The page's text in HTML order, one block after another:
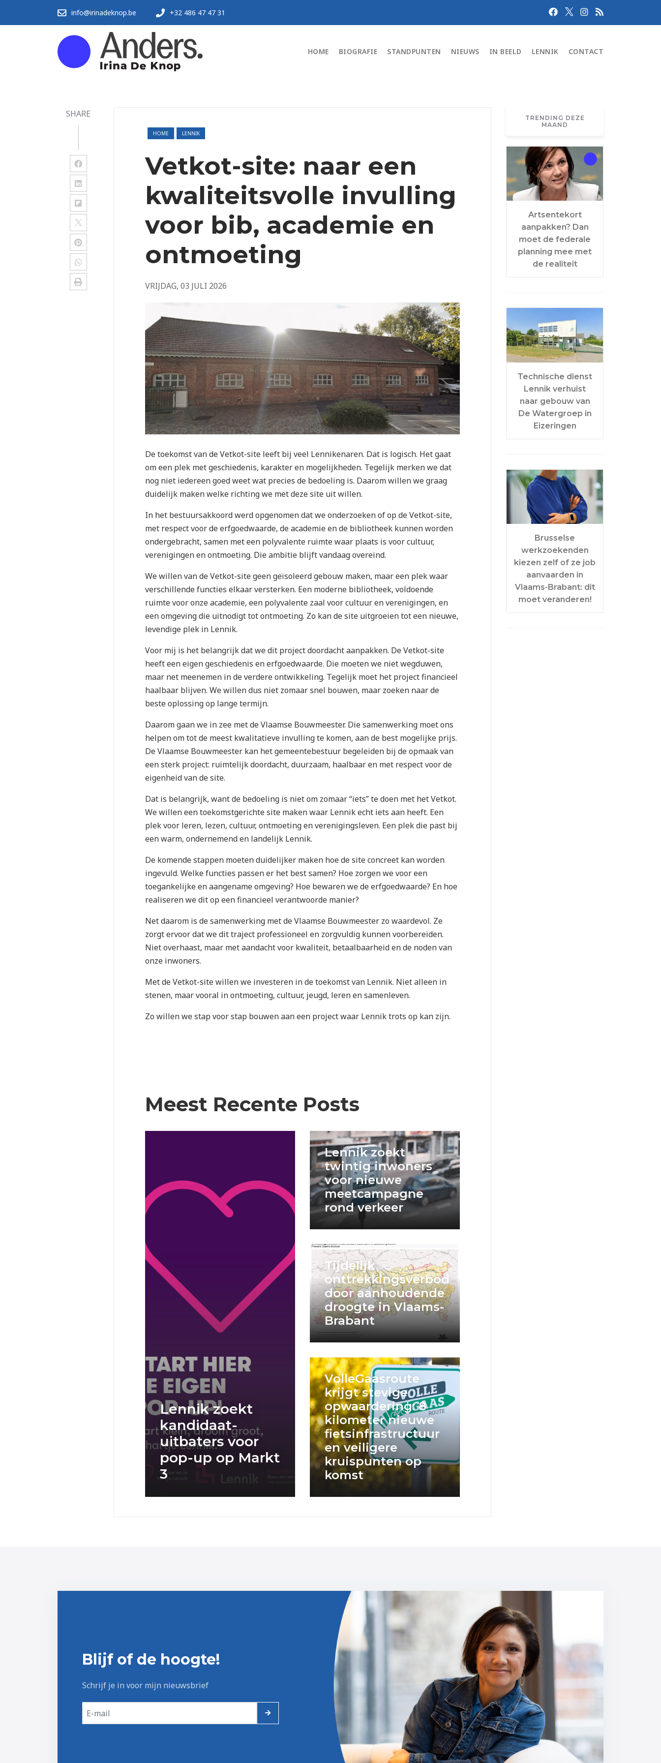
info@irinadeknop.be +32 486 47 47 31
HOME BIOGRAFIE STANDPUNTEN NIEUWS IN BEELD LENNIK CONTACT
SHARE
HOME LENNIK
Vetkot-site: naar een
kwaliteitsvolle invulling
voor bib, academie en
ontmoeting
VRIJDAG, 03 JULI 2026
De toekomst van de Vetkot-site leeft bij veel Lennikenaren. Dat is logisch. Het gaat
om een plek met geschiedenis, karakter en mogelijkheden. Tegelijk merken we dat
nog niet iedereen goed weet wat precies de bedoeling is. Daarom willen we graag
duidelijk maken welke richting we met deze site uit willen.
In het bestuursakkoord werd opgenomen dat we onderzoeken of op de Vetkot-site,
met respect voor de erfgoedwaarde, de academie en de bibliotheek kunnen worden
ondergebracht, samen met een polyvalente ruimte waar plaats is voor cultuur,
verenigingen en ontmoeting. Die ambitie blijft vandaag overeind.
We willen van de Vetkot-site geen geïsoleerd gebouw maken, maar een plek waar
verschillende functies elkaar versterken. Een moderne bibliotheek, voldoende
ruimte voor onze academie, een polyvalente zaal voor cultuur en verenigingen, en
een omgeving die uitnodigt tot ontmoeting. Zo kan de site uitgroeien tot een nieuwe,
levendige plek in Lennik.
Voor mij is het belangrijk dat we dit project doordacht aanpakken. De Vetkot-site
heeft een eigen geschiedenis en erfgoedwaarde. Die moeten we niet wegduwen,
maar net meenemen in de verdere ontwikkeling. Tegelijk moet het project financieel
haalbaar blijven. We willen dus niet zomaar snel bouwen, maar zoeken naar de
beste oplossing op lange termijn.
Daarom gaan we in zee met de Vlaamse Bouwmeester. Die samenwerking moet ons
helpen om tot de meest kwalitatieve invulling te komen, aan de best mogelijke prijs.
De Vlaamse Bouwmeester kan het gemeentebestuur begeleiden bij de opmaak van
een sterk project: ruimtelijk doordacht, duurzaam, haalbaar en met respect voor de
eigenheid van de site.
Dat is belangrijk, want de bedoeling is niet om zomaar “iets” te doen met het Vetkot.
We willen een toekomstgerichte site maken waar Lennik echt iets aan heeft. Een
plek voor leren, lezen, cultuur, ontmoeting en verenigingsleven. Een plek die past bij
een warm, ondernemend en landelijk Lennik.
De komende stappen moeten duidelijker maken hoe de site concreet kan worden
ingevuld. Welke functies passen er het best samen? Hoe zorgen we voor een
toegankelijke en aangename omgeving? Hoe bewaren we de erfgoedwaarde? En hoe
realiseren we dit op een financieel verantwoorde manier?
Net daarom is de samenwerking met de Vlaamse Bouwmeester zo waardevol. Ze
zorgt ervoor dat we dit traject professioneel en zorgvuldig kunnen voorbereiden.
Niet overhaast, maar met aandacht voor kwaliteit, betaalbaarheid en de noden van
onze inwoners.
Met de Vetkot-site willen we investeren in de toekomst van Lennik. Niet alleen in
stenen, maar vooral in ontmoeting, cultuur, jeugd, leren en samenleven.
Zo willen we stap voor stap bouwen aan een project waar Lennik trots op kan zijn.
Meest Recente Posts
Lennik zoekt
kandidaat-
uitbaters voor
pop-up op Markt
3
Lennik zoekt
twintig inwoners
voor nieuwe
meetcampagne
rond verkeer
Tijdelijk
onttrekkingsverbod
door aanhoudende
droogte in Vlaams-
Brabant
VolleGaasroute
krijgt stevige
opwaardering: 8
kilometer nieuwe
fietsinfrastructuur
en veiligere
kruispunten op
komst
TRENDING DEZE
MAAND
Artsentekort
aanpakken? Dan
moet de federale
planning mee met
de realiteit
Technische dienst
Lennik verhuist
naar gebouw van
De Watergroep in
Eizeringen
Brusselse
werkzoekenden
kiezen zelf of ze job
aanvaarden in
Vlaams-Brabant: dit
moet veranderen!
Blijf of de hoogte!
Schrijf je in voor mijn nieuwsbrief